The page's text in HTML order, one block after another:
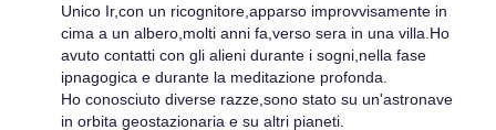
Unico Ir,con un ricognitore,apparso improvvisamente in
cima a un albero,molti anni fa,verso sera in una villa.Ho
avuto contatti con gli alieni durante i sogni,nella fase
ipnagogica e durante la meditazione profonda.
Ho conosciuto diverse razze,sono stato su un'astronave
in orbita geostazionaria e su altri pianeti.